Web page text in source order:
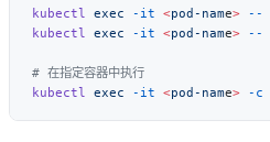
kubectl
exec -it <pod-name> --
kubectl
exec -it <pod-name> --
kubectl
exec -it <pod-name> -c